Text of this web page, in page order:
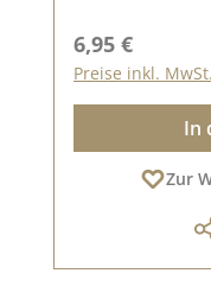
Regulärer
6,95 €
Preise inkl.
In
Zur